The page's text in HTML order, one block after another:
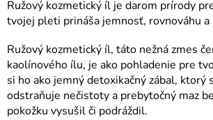
Ružový kozmetický íl je darom prírody
tvojej pleti prináša jemnosť, rovnováhu a
Ružový kozmetický íl, táto nežná zmes
kaolínového ílu, je ako pohladenie pre
si ho ako jemný detoxikačný zábal, ktorý
odstraňuje nečistoty a prebytočný maz
pokožku vysušil či podráždil.